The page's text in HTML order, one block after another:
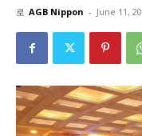
로 AGB Nippon - June 11,